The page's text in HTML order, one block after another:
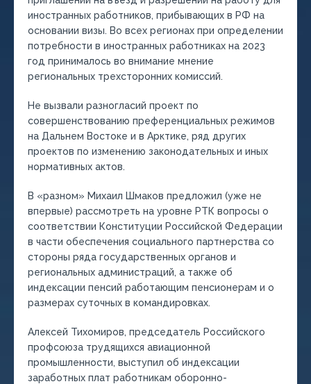
иностранных работников, прибывающих в РФ на
основании визы. Во всех регионах при определении
потребности в иностранных работниках на 2023
год принималось во внимание мнение
региональных трехсторонних комиссий.
Не вызвали разногласий проект по
совершенствованию преференциальных режимов
на Дальнем Востоке и в Арктике, ряд других
проектов по изменению законодательных и иных
нормативных актов.
В «разном» Михаил Шмаков предложил (уже не
впервые) рассмотреть на уровне РТК вопросы о
соответствии Конституции Российской Федерации
в части обеспечения социального партнерства со
стороны ряда государственных органов и
региональных администраций, а также об
индексации пенсий работающим пенсионерам и о
размерах суточных в командировках.
Алексей Тихомиров, председатель Российского
профсоюза трудящихся авиационной
промышленности, выступил об индексации
заработных плат работникам оборонно-